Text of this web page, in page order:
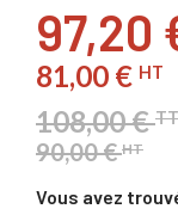
97,20
81,00 € HT
108,00 €
90,00 €HT
Vous avez